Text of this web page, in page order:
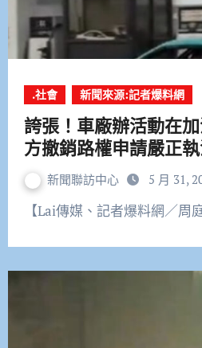
.社會 新聞來源:記者爆料網
誇張！車廠辦活動在
方撤銷路權申請嚴正
新聞聯訪中心 5 月 31,
【Lai傳媒、記者爆料網／